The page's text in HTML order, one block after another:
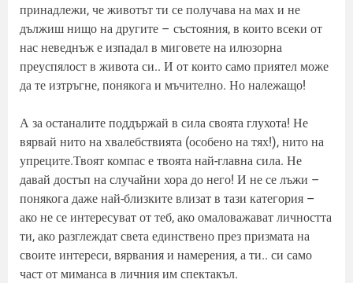
принадлежи, че животът ти се получава на мах и не
дължиш нищо на другите – състояния, в които всеки от
нас неведнъж е изпадал в миговете на илюзорна
преуспялост в живота си.. И от които само приятел може
да те изтръгне, понякога и мъчително. Но належащо!
А за останалите поддържай в сила своята глухота! Не
вярвай нито на хвалебствията (особено на тях!), нито на
упреците.Твоят компас е твоята най-главна сила. Не
давай достъп на случайни хора до него! И не се лъжи –
понякога даже най-близките влизат в тази категория –
ако не се интересуват от теб, ако омаловажават личността
ти, ако разглеждат света единствено през призмата на
своите интереси, вярвания и намерения, а ти.. си само
част от миманса в личния им спектакъл.